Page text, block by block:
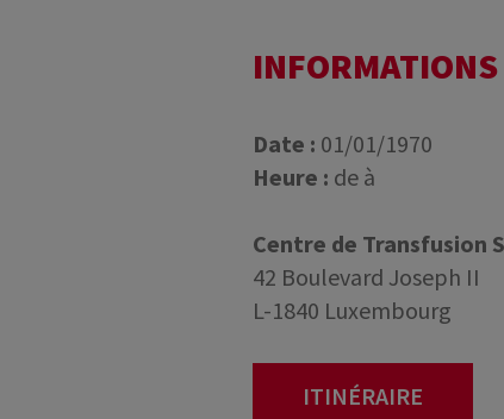
Date : 01/01/1970
Heure : de à
Centre de Transfusion
42 Boulevard Joseph II
L-1840 Luxembourg
ITINÉRAIRE